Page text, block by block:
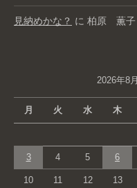
見納めかな？ に 柏原 薫子
2026年8月
月 火 水 木
3 4 5 6
10 11 12 13